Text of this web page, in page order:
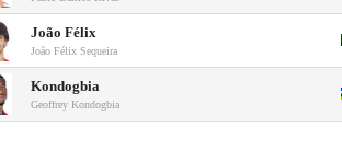
João Félix
João Félix Sequeira
Kondogbia
Geoffrey Kondogbia